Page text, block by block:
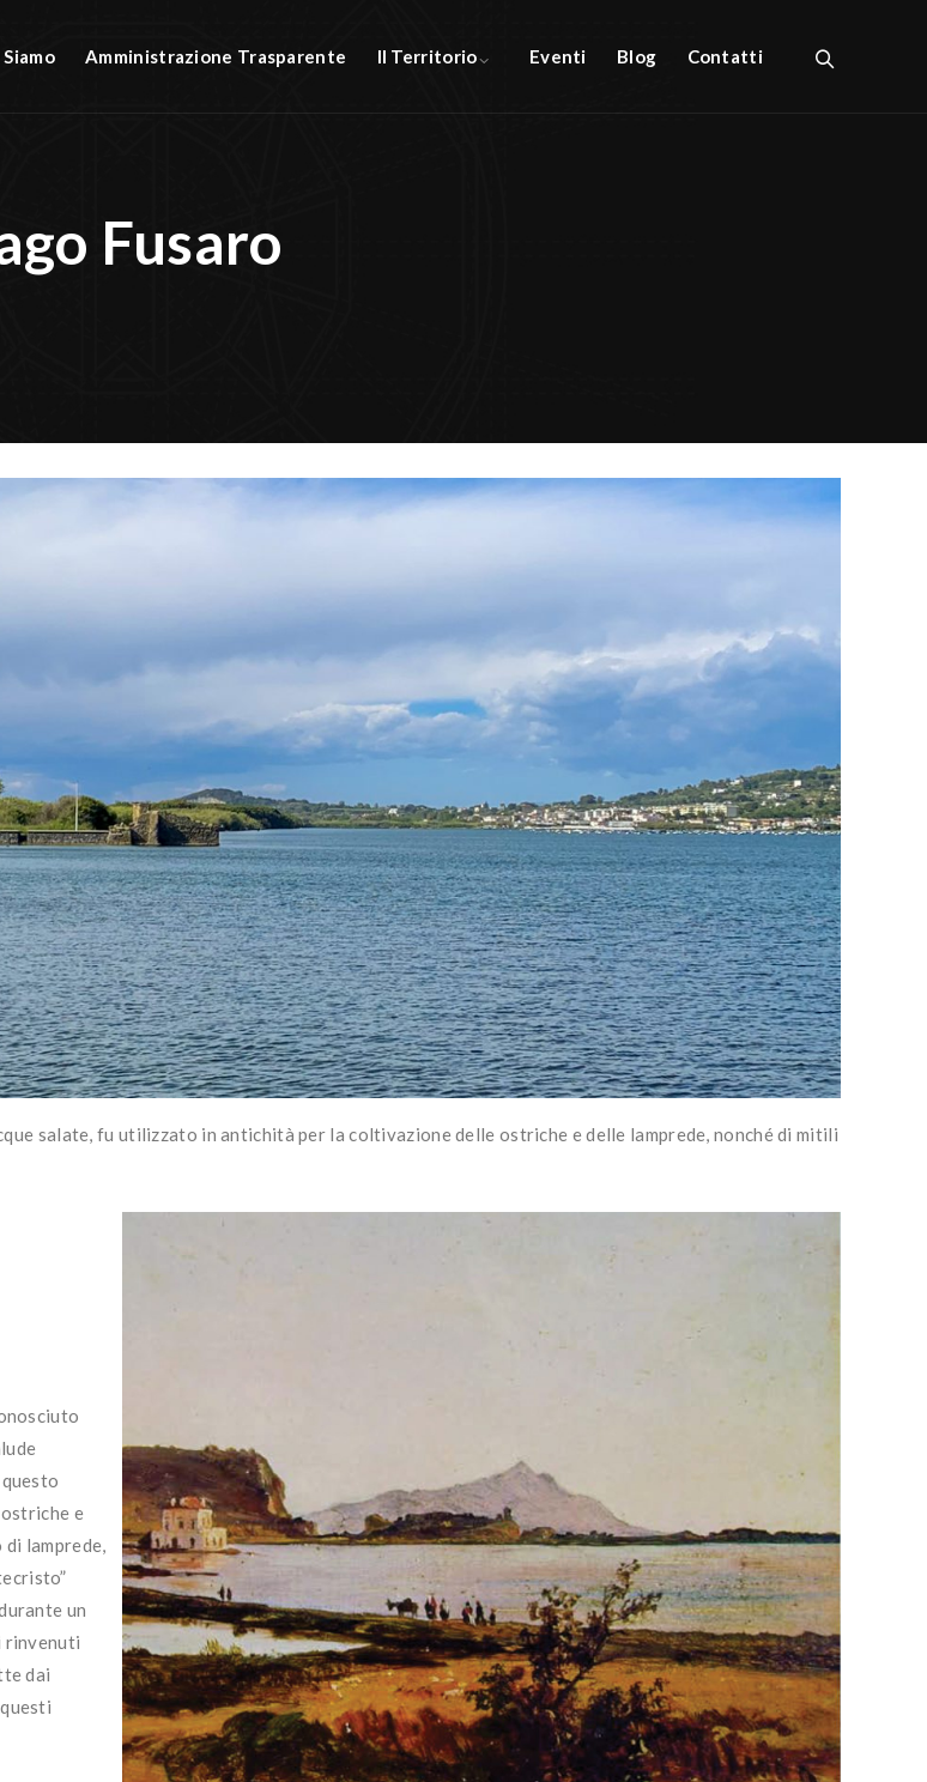
Siamo Amministrazione Trasparente Il Territorio Eventi Blog Contatti
Fusaro
salate, fu utilizzato in antichità per la coltivazione delle ostriche e delle lamprede, nonché di mitili
e
lamprede,
un
rinvenuti
dai